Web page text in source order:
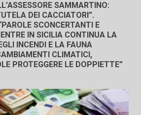
SAMMARTINO:
DEI CACCIATORI”.
SCONCERTANTI E
IN SICILIA CONTINUA LA
INCENDI E LA FAUNA
CLIMATICI,
PROTEGGERE LE DOPPIETTE”